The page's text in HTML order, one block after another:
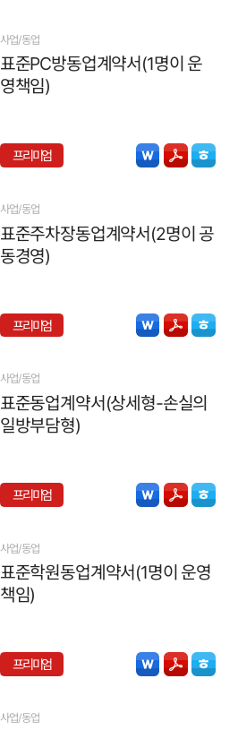
사업/동업
표준PC방동업계약서(1명이 운
영책임)
프리미엄
사업/동업
표준주차장동업계약서(2명이 공
동경영)
프리미엄
사업/동업
표준동업계약서(상세형-손실의
일방부담형)
프리미엄
사업/동업
표준학원동업계약서(1명이 운영
책임)
프리미엄
사업/동업